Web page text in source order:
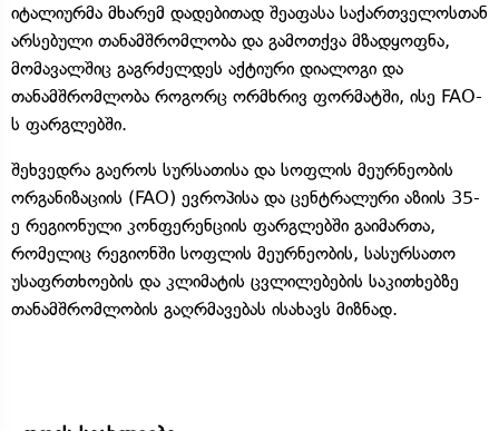
იტალიურმა მხარემ დადებითად შეაფასა საქართველოსთან
არსებული თანამშრომლობა და გამოთქვა მზადყოფნა,
მომავალშიც გაგრძელდეს აქტიური დიალოგი და
თანამშრომლობა როგორც ორმხრივ ფორმატში, ისე FAO-
ს ფარგლებში.
შეხვედრა გაეროს სურსათისა და სოფლის მეურნეობის
ორგანიზაციის (FAO) ევროპისა და ცენტრალური აზიის 35-
ე რეგიონული კონფერენციის ფარგლებში გაიმართა,
რომელიც რეგიონში სოფლის მეურნეობის, სასურსათო
უსაფრთხოების და კლიმატის ცვლილებების საკითხებზე
თანამშრომლობის გაღრმავებას ისახავს მიზნად.